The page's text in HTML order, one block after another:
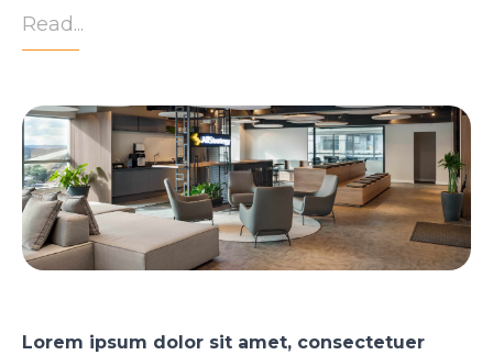
Read...
Lorem ipsum dolor sit amet, consectetuer